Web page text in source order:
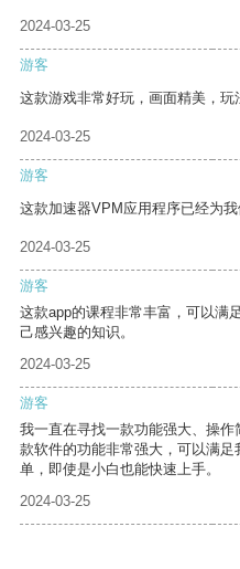
2024-03-25
游客
这款游戏非常好玩，画面精美，玩
2024-03-25
游客
这款加速器VPM应用程序已经为
2024-03-25
游客
这款app的课程非常丰富，可以满
己感兴趣的知识。
2024-03-25
游客
我一直在寻找一款功能强大、操
款软件的功能非常强大，可以满
单，即使是小白也能快速上手。
2024-03-25